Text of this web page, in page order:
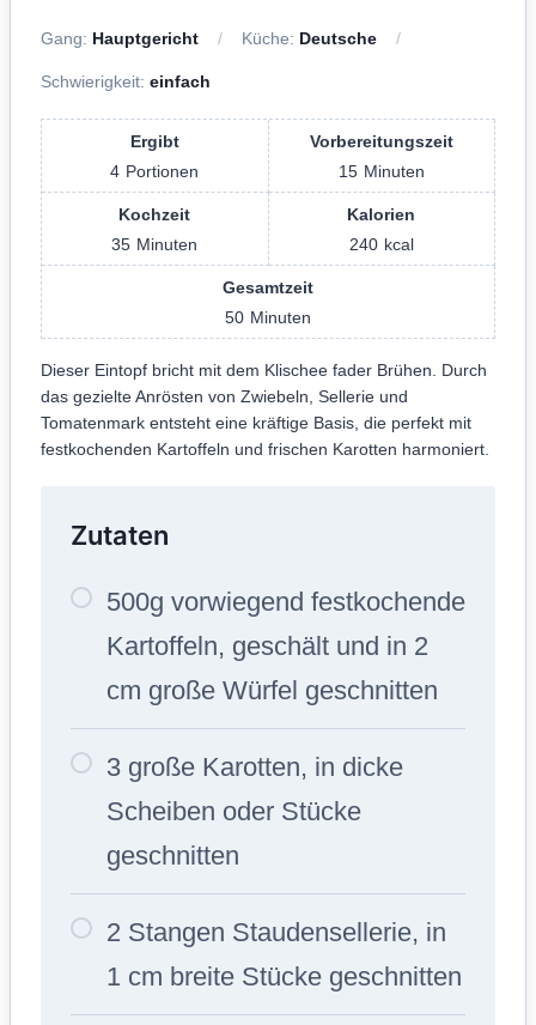
Gang: Hauptgericht Küche: Deutsche
Schwierigkeit: einfach
Ergibt
4 Portionen
Vorbereitungszeit
15 Minuten
Kochzeit
35 Minuten
Kalorien
240 kcal
Gesamtzeit
50 Minuten
Dieser Eintopf bricht mit dem Klischee fader Brühen. Durch
das gezielte Anrösten von Zwiebeln, Sellerie und
Tomatenmark entsteht eine kräftige Basis, die perfekt mit
festkochenden Kartoffeln und frischen Karotten harmoniert.
Zutaten
500g vorwiegend festkochende
Kartoffeln, geschält und in 2
cm große Würfel geschnitten
3 große Karotten, in dicke
Scheiben oder Stücke
geschnitten
2 Stangen Staudensellerie, in
1 cm breite Stücke geschnitten